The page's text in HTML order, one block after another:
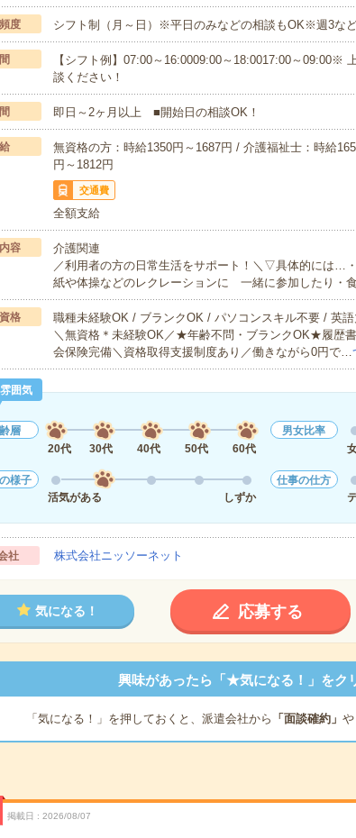
度 シフト制（月～日）※平日のみなどの相談もOK※週3な
【シフト例】07:00～16:0009:00～18:0017:00～09:00※
談ください！
即日～2ヶ月以上 ■開始日の相談OK！
無資格の方：時給1350円～1687円 / 介護福祉士：時給
円～1812円
交通費
全額支給
容
介護関連
／利用者の方の日常生活をサポート！＼▽具体的には…
紙や体操などのレクレーションに 一緒に参加したり・
格
職種未経験OK / ブランクOK / パソコンスキル不要 / 英
＼無資格＊未経験OK／★年齢不問・ブランクOK★履歴
会保険完備＼資格取得支援制度あり／働きながら0円で…
囲気
層
20代
30代 40代 50代 60代
男女比率
様子
活気がある
しずか
仕事の仕方
社 株式会社ニッソーネット
気になる！ 応募する
興味があったら「★気になる！」をク
「気になる！」を押しておくと、派遣会社から 「面談確約」 や
掲載日 2026/08/07